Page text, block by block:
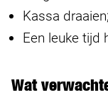
Kassa draaien;
Een leuke tijd
Wat